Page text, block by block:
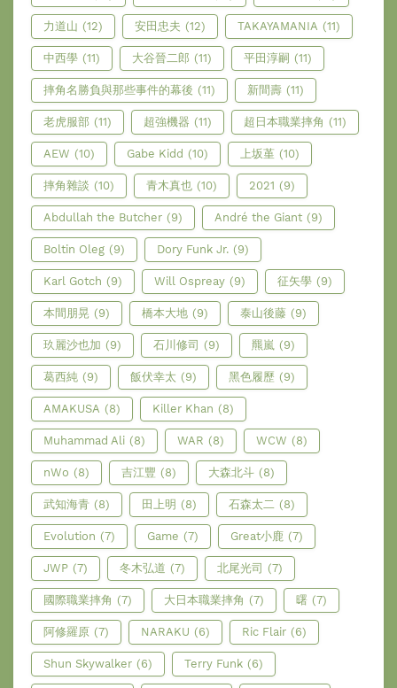
力道山 (12) 安田忠夫 (12) TAKAYAMANIA (11)
中西學 (11) 大谷晉二郎 (11) 平田淳嗣 (11)
摔角名勝負與那些事件的幕後 (11) 新間壽 (11)
老虎服部 (11) 超強機器 (11) 超日本職業摔角 (11)
AEW (10) Gabe Kidd (10) 上坂堇 (10)
摔角雜談 (10) 青木真也 (10) 2021 (9)
Abdullah the Butcher (9) André the Giant (9)
Boltin Oleg (9) Dory Funk Jr. (9)
Karl Gotch (9) Will Ospreay (9) 征矢學 (9)
本間朋晃 (9) 橋本大地 (9) 泰山後藤 (9)
玖麗沙也加 (9) 石川修司 (9) 羆嵐 (9)
葛西純 (9) 飯伏幸太 (9) 黑色履歷 (9)
AMAKUSA (8) Killer Khan (8)
Muhammad Ali (8) WAR (8) WCW (8)
nWo (8) 吉江豐 (8) 大森北斗 (8)
武知海青 (8) 田上明 (8) 石森太二 (8)
Evolution (7) Game (7) Great小鹿 (7)
JWP (7) 冬木弘道 (7) 北尾光司 (7)
國際職業摔角 (7) 大日本職業摔角 (7) 曙 (7)
阿修羅原 (7) NARAKU (6) Ric Flair (6)
Shun Skywalker (6) Terry Funk (6)